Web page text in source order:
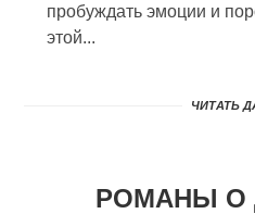
пробуждать эмоции и
этой...
ЧИТАТЬ
РОМАНЫ О